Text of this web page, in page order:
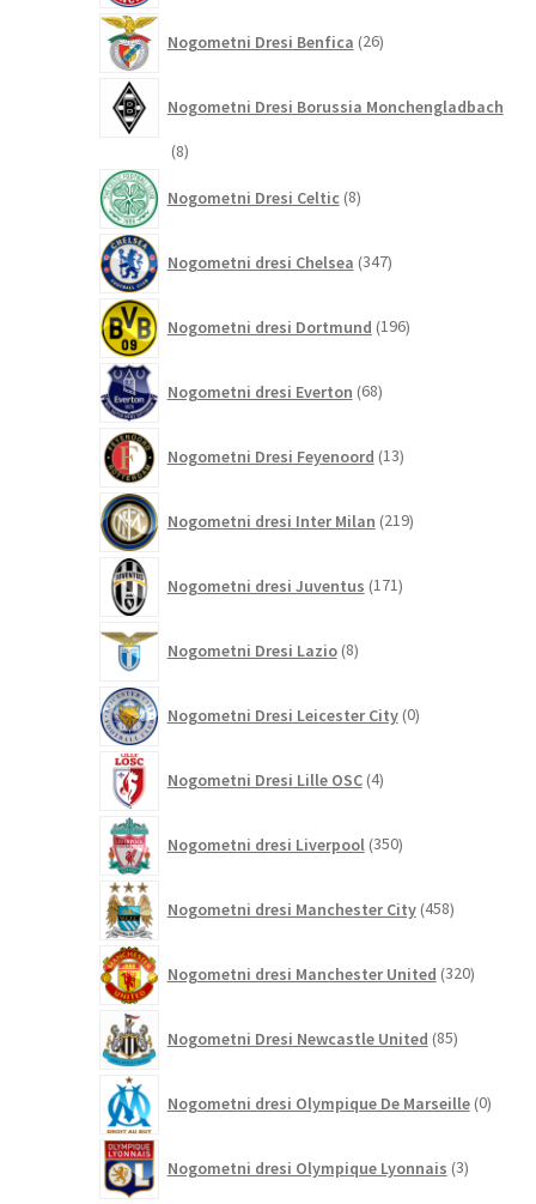
Nogometni Dresi Benfica 26izdelkov
Nogometni Dresi Borussia Monchengladbach
88
Nogometni Dresi Celtic 8izdelkov
Nogometni dresi Chelsea 347izdelkov
Nogometni dresi Dortmund 196izdelkov
Nogometni dresi Everton 68izdelkov
Nogometni Dresi Feyenoord 13izdelkov
Nogometni dresi Inter Milan 219izdelkov
Nogometni dresi Juventus 171izdelkov
Nogometni Dresi Lazio 8izdelkov
Nogometni Dresi Leicester City 0izdelkov
Nogometni Dresi Lille OSC 4izdelki
Nogometni dresi Liverpool 350izdelkov
Nogometni dresi Manchester City 458izdelkov
Nogometni dresi Manchester United 320izdelkov
Nogometni Dresi Newcastle United 85izdelkov
Nogometni dresi Olympique De Marseille 0
Nogometni dresi Olympique Lyonnais 3izdelki